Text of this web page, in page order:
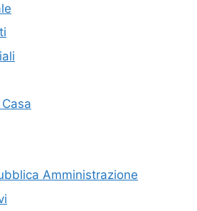
Amministrazione